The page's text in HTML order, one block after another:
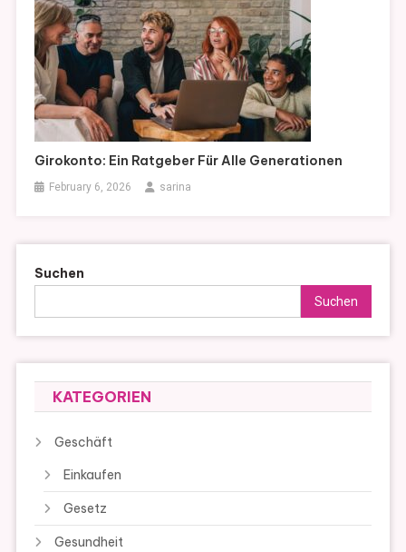
Girokonto: Ein Ratgeber Für Alle Generationen
February 6, 2026 sarina
Suchen
Suchen
KATEGORIEN
Geschäft
Einkaufen
Gesetz
Gesundheit